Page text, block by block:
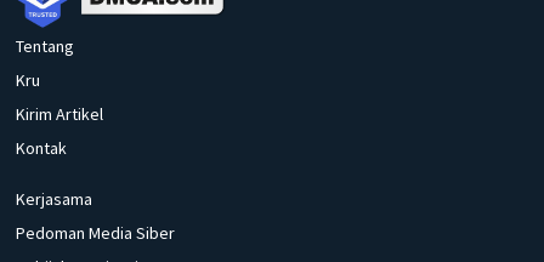
Tentang
Kru
Kirim Artikel
Kontak
Kerjasama
Pedoman Media Siber